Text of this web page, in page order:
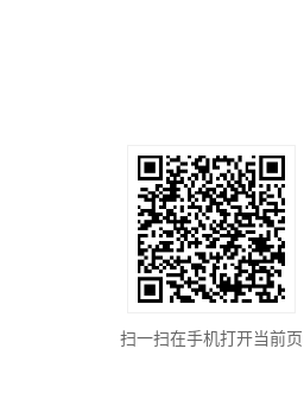
扫一扫在手机打开当前页